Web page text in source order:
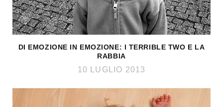
DI EMOZIONE IN EMOZIONE: I TERRIBLE TWO E LA
RABBIA
10 LUGLIO 2013